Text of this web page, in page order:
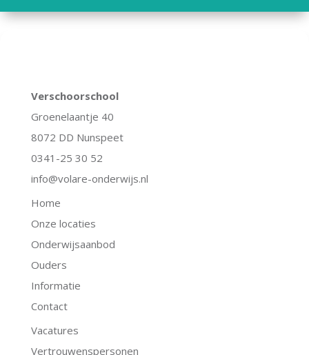
Verschoorschool
Groenelaantje 40
8072 DD Nunspeet
0341-25 30 52
info@volare-onderwijs.nl
Home
Onze locaties
Onderwijsaanbod
Ouders
Informatie
Contact
Vacatures
Vertrouwenspersonen